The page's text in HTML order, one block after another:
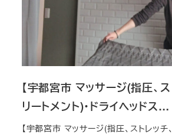
【宇都宮市 マッサージ(指圧、ス
リートメント)・ドライヘッドス…
【宇都宮市 マッサージ(指圧、ストレッチ